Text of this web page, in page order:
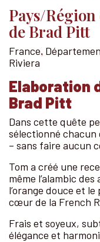
Pays/
de Brad Pitt
France,
Riviera
Elaboration
Brad Pitt
Dans cette quête
sélectionné chacun
– sans faire aucun
Tom a créé une
même l’alambic
l’orange douce et
cœur de la French
Frais et soyeux,
élégance et